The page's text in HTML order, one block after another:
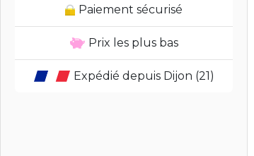
Paiement sécurisé
Prix les plus bas
Expédié depuis Dijon (21)